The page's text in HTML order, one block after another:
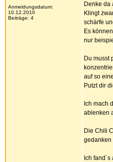
Anmeldungsdatum:
10.12.2010
Beiträge: 4
Denke da
Klingt
schärfe
Es
nur
Du musst
auf so
Putzt dir
Ich mach
ablenken
Die Chili
gedanken
Ich